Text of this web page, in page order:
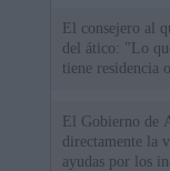
El consejero al
del ático: "Lo
tiene residencia
El Gobierno de
directamente la
ayudas por los